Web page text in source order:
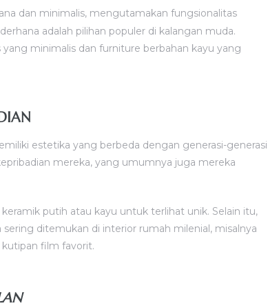
dan minimalis, mengutamakan fungsionalitas
adalah pilihan populer di kalangan muda.
minimalis dan furniture berbahan kayu yang
estetika yang berbeda dengan generasi-generasi
mereka, yang umumnya juga mereka
putih atau kayu untuk terlihat unik. Selain itu,
ditemukan di interior rumah milenial, misalnya
film favorit.